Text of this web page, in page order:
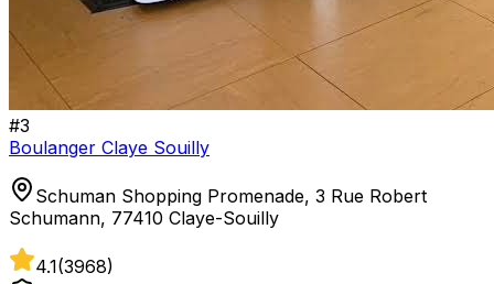
#3
Boulanger Claye Souilly
Schuman Shopping Promenade, 3 Rue Robert
Schumann, 77410 Claye-Souilly
4.1(3968)